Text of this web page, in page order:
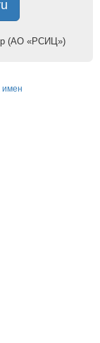
(АО «РСИЦ»)
имен